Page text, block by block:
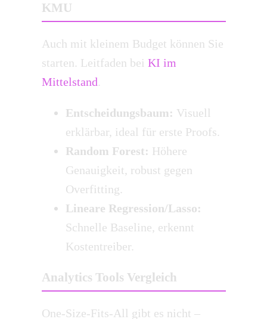
KMU
Auch mit kleinem Budget können Sie
starten. Leitfaden bei KI im
Mittelstand.
Entscheidungsbaum: Visuell
erklärbar, ideal für erste Proofs.
Random Forest: Höhere
Genauigkeit, robust gegen
Overfitting.
Lineare Regression/Lasso:
Schnelle Baseline, erkennt
Kostentreiber.
Analytics Tools Vergleich
One-Size-Fits-All gibt es nicht –